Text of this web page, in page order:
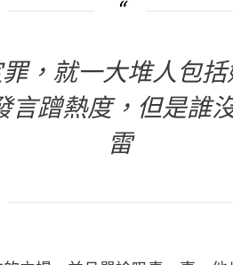
罪，就一大堆人包
言蹭熱度，但是誰
雷